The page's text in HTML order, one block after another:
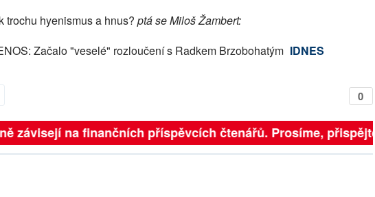
trochu hyenismus a hnus? ptá se Miloš Žambert:
Začalo "veselé" rozloučení s Radkem Brzobohatým IDNES
0
závisejí na finančních příspěvcích čtenářů. Prosíme, přispějte. ➥